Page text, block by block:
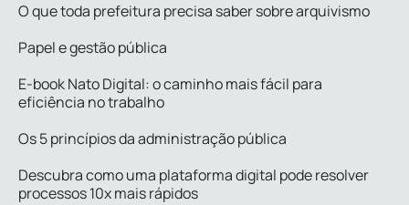
O que toda prefeitura precisa saber sobre arquivismo
Papel e gestão pública
E-book Nato Digital: o caminho mais fácil para
eficiência no trabalho
Os 5 princípios da administração pública
Descubra como uma plataforma digital pode resolver
processos 10x mais rápidos